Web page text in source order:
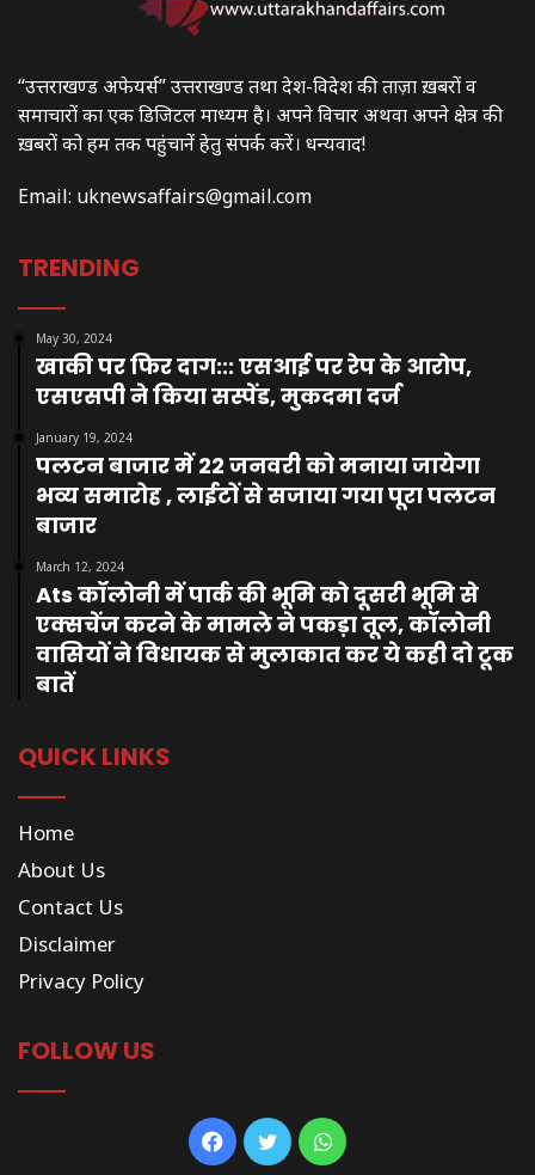
“उत्तराखण्ड अफेयर्स” उत्तराखण्ड तथा देश-विदेश की ताज़ा ख़बरों व
समाचारों का एक डिजिटल माध्यम है। अपने विचार अथवा अपने क्षेत्र की
ख़बरों को हम तक पहुंचानें हेतु संपर्क करें। धन्यवाद!
Email: uknewsaffairs@gmail.com
TRENDING
May 30, 2024
खाकी पर फिर दाग::: एसआई पर रेप के आरोप,
एसएसपी ने किया सस्पेंड, मुकदमा दर्ज
January 19, 2024
पलटन बाजार में 22 जनवरी को मनाया जायेगा
भव्य समारोह , लाईटों से सजाया गया पूरा पलटन
बाजार
March 12, 2024
Ats कॉलोनी में पार्क की भूमि को दूसरी भूमि से
एक्सचेंज करने के मामले ने पकड़ा तूल, कॉलोनी
वासियों ने विधायक से मुलाकात कर ये कही दो टूक
बातें
QUICK LINKS
Home
About Us
Contact Us
Disclaimer
Privacy Policy
FOLLOW US
Facebook
TwitterWhatsApp